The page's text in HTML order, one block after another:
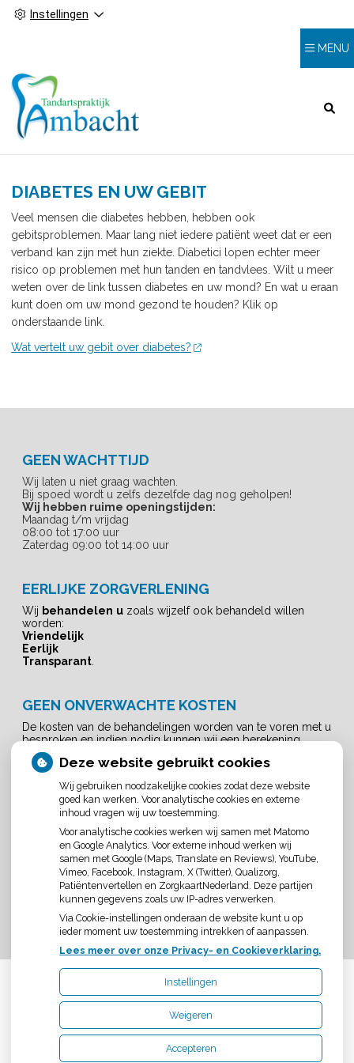
Instellingen
MENU
DIABETES EN UW GEBIT
Veel mensen die diabetes hebben, hebben ook
gebitsproblemen. Maar lang niet iedere patiënt weet dat er een
verband kan zijn met hun ziekte. Diabetici lopen echter meer
risico op problemen met hun tanden en tandvlees. Wilt u meer
weten over de link tussen diabetes en uw mond? En wat u eraan
kunt doen om uw mond gezond te houden? Klik op
onderstaande link.
Wat vertelt uw gebit over diabetes?
GEEN WACHTTIJD
Wij laten u niet graag wachten.
Bij spoed wordt u zelfs dezelfde dag nog geholpen!
Wij hebben ruime openingstijden:
Maandag t/m vrijdag
08:00 tot 17:00 uur
Zaterdag 09:00 tot 14:00 uur
EERLIJKE ZORGVERLENING
Wij behandelen u zoals wijzelf ook behandeld willen
worden:
Vriendelijk
Eerlijk
Transparant.
GEEN ONVERWACHTE KOSTEN
De kosten van de behandelingen worden van te voren met u
besproken en indien nodig kunnen wij een berekening
maken van de eigen bijdrage voor iedere behandeling!
Tandartspraktijk Ambacht Vlaardingen hanteert de wettelijke
Nederland!
ADRESGEGEVENS
Tandartspraktijk Ambacht
Voorstraat 39
3135 HW Vlaardingen
Telefoon: 0104343332
info@tpambacht.nl
Uw Zorg Online|Beheer
Bezoek
facebook
Bezoek
Privacy verklaring Cookie-instellingen
Deze website gebruikt cookies
Wij gebruiken noodzakelijke cookies zodat deze website
goed kan werken. Voor analytische cookies en externe
inhoud vragen wij uw toestemming.
Voor analytische cookies werken wij samen met Matomo
en Google Analytics. Voor externe inhoud werken wij
samen met Google (Maps, Translate en Reviews), YouTube,
Vimeo, Facebook, Instagram, X (Twitter), Qualizorg,
Patiëntenvertellen en ZorgkaartNederland. Deze partijen
kunnen gegevens zoals uw IP-adres verwerken.
Via Cookie-instellingen onderaan de website kunt u op
ieder moment uw toestemming intrekken of aanpassen.
Lees meer over onze Privacy- en Cookieverklaring.
Instellingen
Weigeren
Accepteren